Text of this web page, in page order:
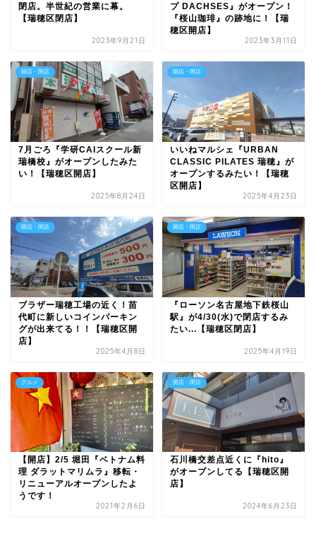
閉店。半世紀の営業に幕。
【瑞穂区閉店】
2023年9月21日
プ DACHSES』がオープン！
『桜山珈琲』の跡地に！【瑞
穂区開店】
2023年3月11日
開店・閉店
7月ごろ『学研CAIスクール新
瑞橋校』がオープンしたみた
い！【瑞穂区開店】
2025年8月24日
開店・閉店
いいねマルシェ『URBAN
CLASSIC PILATES 瑞穂』が
オープンするみたい！【瑞穂
区開店】
2025年4月23日
開店・閉店
ブラザー瑞穂工場の近く！苗
代町に新しいコインパーキン
グが出来てる！！【瑞穂区開
店】
2025年4月8日
開店・閉店
『ローソン名古屋地下鉄桜山
駅』が4/30(水)で閉店するみ
たい...【瑞穂区閉店】
2025年4月19日
グルメ
【開店】2/5 堀田『ベトナム料
理 ダラットマリムラ』移転・
リニューアルオープンしたよ
うです！
2021年2月6日
開店・閉店
石川橋交差点近くに『hito』
がオープンしてる【瑞穂区開
店】
2024年6月23日